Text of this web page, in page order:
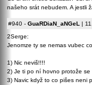
našeho srát nebudem. A jestli
#940 - GuaRDiaN_aNGeL |
2Serge:
Jenomze ty se nemas vubec
1) Nic neviš!!!!
2) Je ti po ní hovno protože se
3) Navic když to co pišes neni